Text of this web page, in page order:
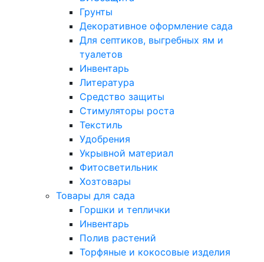
Грунты
Декоративное оформление сада
Для септиков, выгребных ям и
туалетов
Инвентарь
Литература
Средство защиты
Стимуляторы роста
Текстиль
Удобрения
Укрывной материал
Фитосветильник
Хозтовары
Товары для сада
Горшки и теплички
Инвентарь
Полив растений
Торфяные и кокосовые изделия